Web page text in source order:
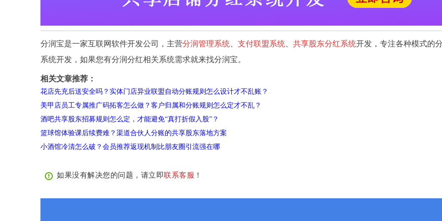
分润宝是一家互联网软件开发公司，主营分润管理系统 支付联盟系统 共享股东分红系统开发，专注各种模式的
系统开发，如果您有分润分红相关系统需求就来找分润宝。
相关文章推荐：
花店先充后送安全吗？实体门店异业联盟自动分账规则怎么设计才不乱账？
美甲店员工专属推广码拓客怎么做？客户归属和分账规则怎么定才不乱？
酒吧共享股东招募规则怎么定，才能避免“真打折假入股”？
篮球馆体验课后续费难？渠道合伙人分账的共享股东落地方案
小酒馆冷清怎么破？会员推荐返现机制比朋友圈引流强在哪
如果没有解决您的问题，请立即联系客服 ！